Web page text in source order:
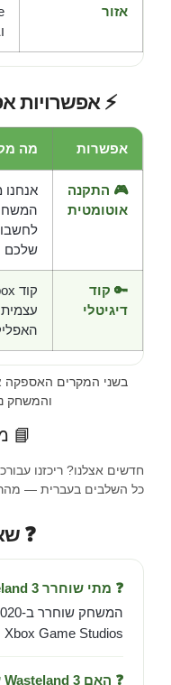
אזור
⚡
אפשרות מה
🎮 התקנה
אוטומטית
אנחנו
שלכם
🔑 קוד
דיגיטלי
בשני המקרים האספקה
והמשחק
📘
חדשים אצלנו? ריכזנו
כל השלבים בעברית —
❓
❓ מתי שוחרר Wasteland 3?
Game Studios.
❓ האם Wasteland 3 עובד בישראל?